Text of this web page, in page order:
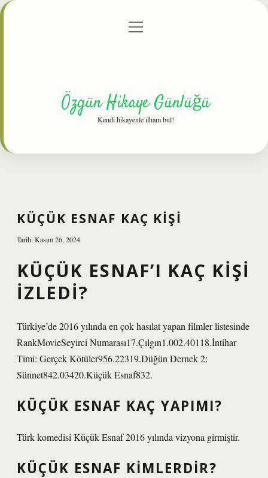
Gizlilik Politikası
menüyü
Özgün Hikaye Günlüğü
Kendi hikayenle ilham bul!
KÜÇÜK ESNAF KAÇ KIŞI
Tarih: Kasım 26, 2024
KÜÇÜK ESNAF’I KAÇ KIŞI
IZLEDI?
Türkiye’de 2016 yılında en çok hasılat yapan filmler listesinde
RankMovieSeyirci Numarası17.Çılgın1.002.40118.İntihar
Timi: Gerçek Kötüler956.22319.Düğün Dernek 2:
Sünnet842.03420.Küçük Esnaf832.
KÜÇÜK ESNAF KAÇ YAPIMI?
Türk komedisi Küçük Esnaf 2016 yılında vizyona girmiştir.
KÜÇÜK ESNAF KIMLERDIR?